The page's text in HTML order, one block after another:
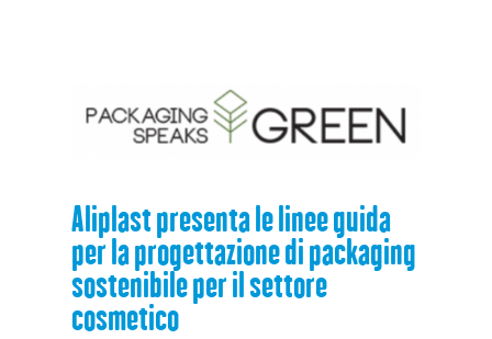
Aliplast presenta le linee guida
per la progettazione di packaging
sostenibile per il settore
cosmetico